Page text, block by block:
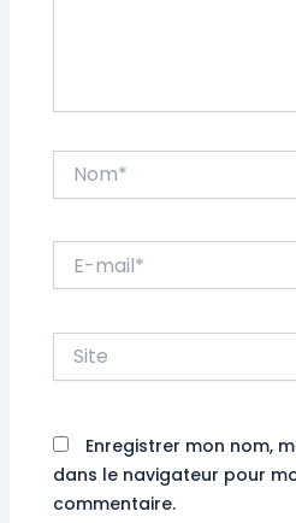
mail*
Enregistrer mon nom,
dans le navigateur pour
commentaire.